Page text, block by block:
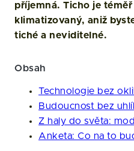
příjemná. Ticho je
klimatizovaný, aniž
tiché a neviditelné.
Obsah
Technologie bez
Budoucnost bez
Z haly do světa:
Anketa: Co na to